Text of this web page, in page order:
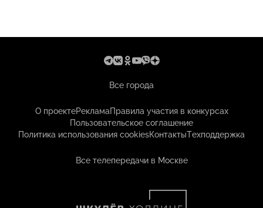
Все города
О проектеРекламаПравила участия в конкурсах
Пользовательское соглашение
Политика использования cookiesКонтактыТехподдержка
Все телепередачи в Москве